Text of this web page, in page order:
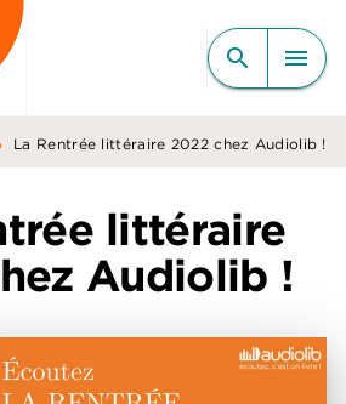
CONTENU
search menu
La Rentrée littéraire 2022 chez Audiolib !
littéraire
Audiolib !